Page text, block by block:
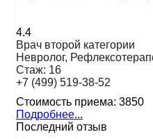
4.4
Врач второй категории
Невролог,
Стаж: 16
+7 (499) 519-38-52
Стоимость приема: 3850
Подробнее...
Последний отзыв